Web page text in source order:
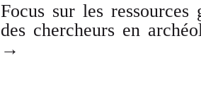
Focus sur les
des chercheurs en
→